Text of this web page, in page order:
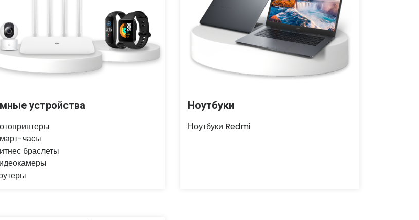
устройства
часы
браслеты
Ноутбуки
Ноутбуки Redmi